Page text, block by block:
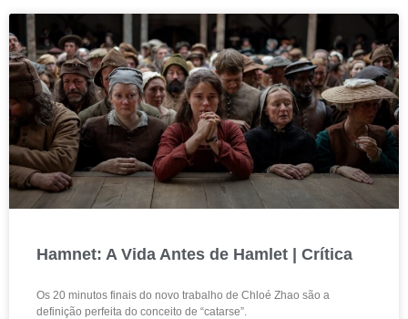
Hamnet: A Vida Antes de Hamlet | Crítica
Os 20 minutos finais do novo trabalho de Chloé Zhao são a
definição perfeita do conceito de “catarse”.